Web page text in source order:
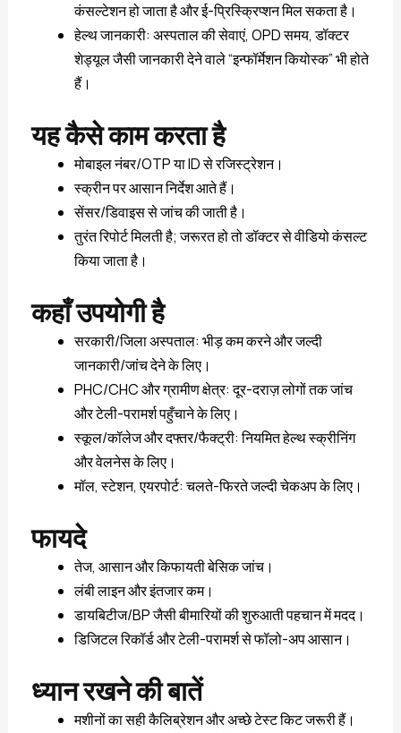
कंसल्टेशन हो जाता है और ई-प्रिस्क्रिप्शन मिल सकता है।
हेल्थ जानकारी: अस्पताल की सेवाएं, OPD समय, डॉक्टर
शेड्यूल जैसी जानकारी देने वाले “इन्फॉर्मेशन कियोस्क” भी होते
हैं।
यह कैसे काम करता है
मोबाइल नंबर/OTP या ID से रजिस्ट्रेशन।
स्क्रीन पर आसान निर्देश आते हैं।
सेंसर/डिवाइस से जांच की जाती है।
तुरंत रिपोर्ट मिलती है; जरूरत हो तो डॉक्टर से वीडियो कंसल्ट
किया जाता है।
कहाँ उपयोगी है
सरकारी/जिला अस्पताल: भीड़ कम करने और जल्दी
जानकारी/जांच देने के लिए।
PHC/CHC और ग्रामीण क्षेत्र: दूर-दराज़ लोगों तक जांच
और टेली-परामर्श पहुँचाने के लिए।
स्कूल/कॉलेज और दफ्तर/फैक्ट्री: नियमित हेल्थ स्क्रीनिंग
और वेलनेस के लिए।
मॉल, स्टेशन, एयरपोर्ट: चलते-फिरते जल्दी चेकअप के लिए।
फायदे
तेज, आसान और किफायती बेसिक जांच।
लंबी लाइन और इंतजार कम।
डायबिटीज/BP जैसी बीमारियों की शुरुआती पहचान में मदद।
डिजिटल रिकॉर्ड और टेली-परामर्श से फॉलो-अप आसान।
ध्यान रखने की बातें
मशीनों का सही कैलिब्रेशन और अच्छे टेस्ट किट जरूरी हैं।